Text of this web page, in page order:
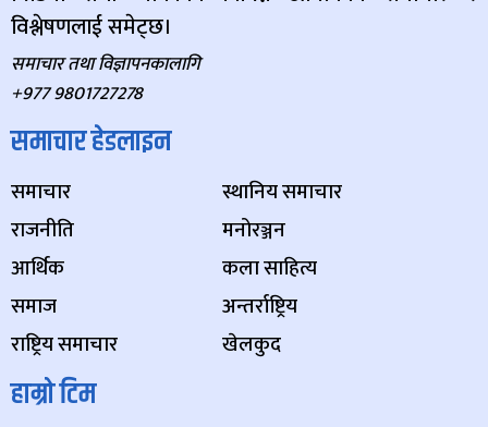
विश्लेषणलाई समेट्छ।
समाचार तथा विज्ञापनकालागि
+977 9801727278
समाचार हेडलाइन
समाचार
राजनीति
आर्थिक
समाज
राष्ट्रिय समाचार
स्थानिय समाचार
मनोरञ्जन
कला साहित्य
अन्तर्राष्ट्रिय
खेलकुद
हाम्रो टिम